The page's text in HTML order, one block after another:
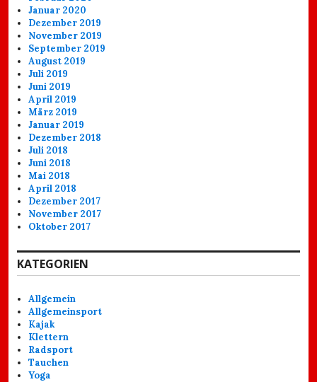
Januar 2020
Dezember 2019
November 2019
September 2019
August 2019
Juli 2019
Juni 2019
April 2019
März 2019
Januar 2019
Dezember 2018
Juli 2018
Juni 2018
Mai 2018
April 2018
Dezember 2017
November 2017
Oktober 2017
KATEGORIEN
Allgemein
Allgemeinsport
Kajak
Klettern
Radsport
Tauchen
Yoga